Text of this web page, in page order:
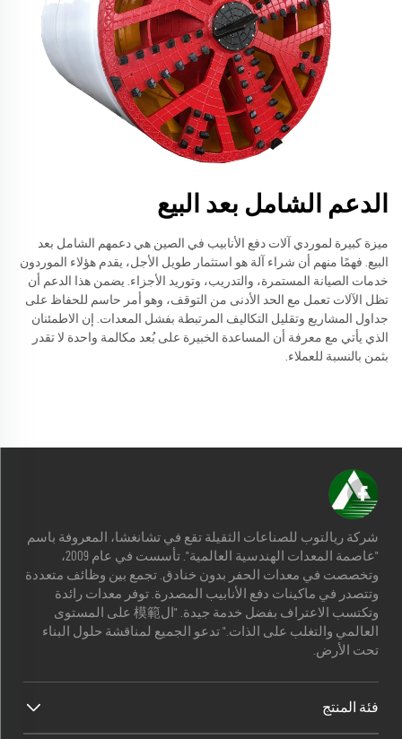
الدعم الشامل بعد البيع
ميزة كبيرة لموردي آلات دفع الأنابيب في الصين هي دعمهم الشامل بعد
البيع. فهمًا منهم أن شراء آلة هو استثمار طويل الأجل، يقدم هؤلاء الموردون
خدمات الصيانة المستمرة، والتدريب، وتوريد الأجزاء. يضمن هذا الدعم أن
تظل الآلات تعمل مع الحد الأدنى من التوقف، وهو أمر حاسم للحفاظ على
جداول المشاريع وتقليل التكاليف المرتبطة بفشل المعدات. إن الاطمئنان
الذي يأتي مع معرفة أن المساعدة الخبيرة على بُعد مكالمة واحدة لا تقدر
بثمن بالنسبة للعملاء.
شركة ريالتوب للصناعات الثقيلة تقع في تشانغشا، المعروفة باسم
"عاصمة المعدات الهندسية العالمية". تأسست في عام 2009،
وتخصصت في معدات الحفر بدون خنادق. تجمع بين وظائف متعددة
وتتصدر في ماكينات دفع الأنابيب المصدرة. توفر معدات رائدة
وتكتسب الاعتراف بفضل خدمة جيدة. "ال模範 على المستوى
العالمي والتغلب على الذات." تدعو الجميع لمناقشة حلول البناء
تحت الأرض.
فئة المنتج